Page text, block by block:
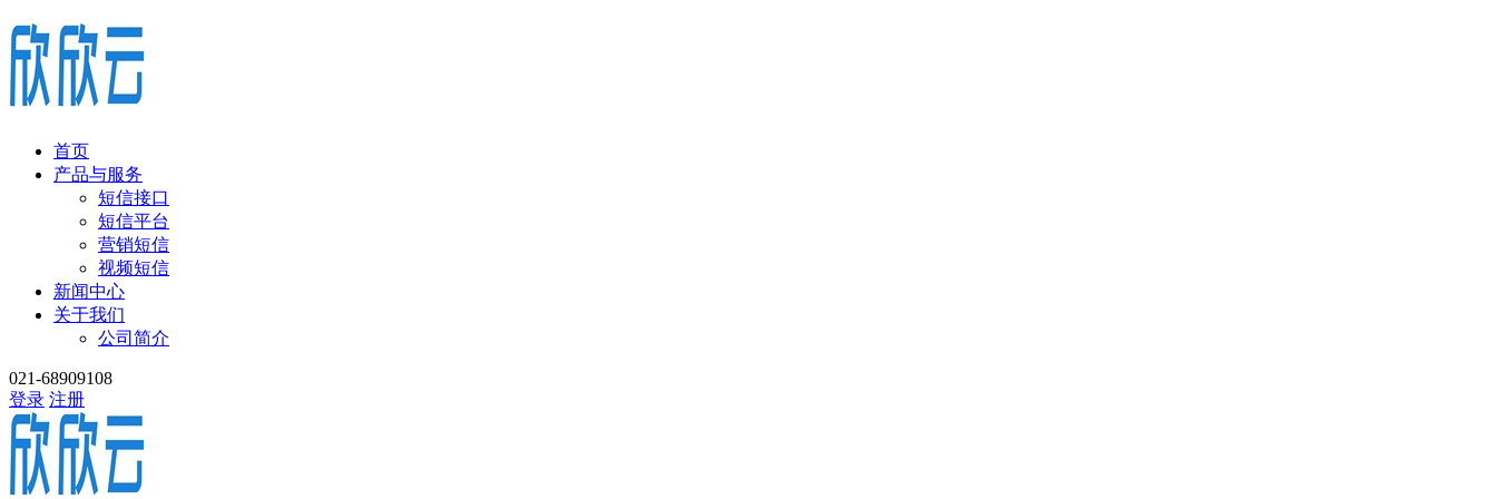
首页
产品与服务
短信接口
短信平台
营销短信
视频短信
新闻中心
关于我们
公司简介
021-68909108
登录 注册